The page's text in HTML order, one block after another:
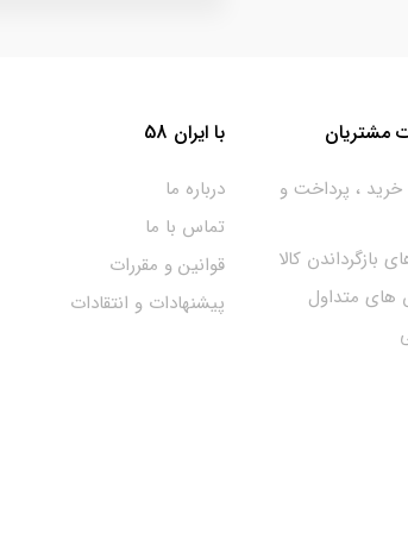
مشتریان
خرید ، پرداخت و
بازگرداندن کالا
متداول
با ایران 58
درباره ما
تماس با ما
قوانین و مقررات
پیشنهادات و انتقادات